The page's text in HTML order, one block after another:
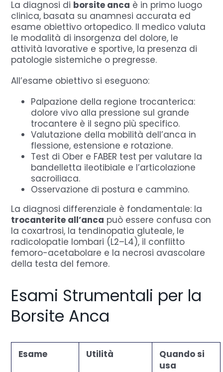
La diagnosi di borsite anca è in primo luogo
clinica, basata su anamnesi accurata ed
esame obiettivo ortopedico. Il medico valuta
le modalità di insorgenza del dolore, le
attività lavorative e sportive, la presenza di
patologie sistemiche o pregresse.
All’esame obiettivo si eseguono:
Palpazione della regione trocanterica:
dolore vivo alla pressione sul grande
trocantere è il segno più specifico.
Valutazione della mobilità dell’anca in
flessione, estensione e rotazione.
Test di Ober e FABER test per valutare la
bandelletta ileotibiale e l’articolazione
sacroiliaca.
Osservazione di postura e cammino.
La diagnosi differenziale è fondamentale: la
trocanterite all’anca può essere confusa con
la coxartrosi, la tendinopatia gluteale, le
radicolopatie lombari (L2–L4), il conflitto
femoro-acetabolare e la necrosi avascolare
della testa del femore.
Esami Strumentali per la
Borsite Anca
Esame Utilità
Quando si
usa